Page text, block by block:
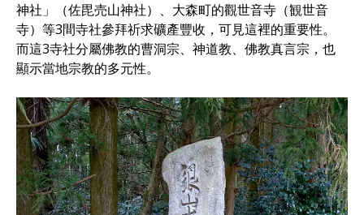
神社」（佐毘売山神社）、大森町的觀世音寺（観世音
寺）等3間寺社參拜祈求礦產豐收，可見這裡的重要性。
而這3寺社分屬佛教的曹洞宗、神道教、佛教真言宗，也
顯示當地宗教的多元性。